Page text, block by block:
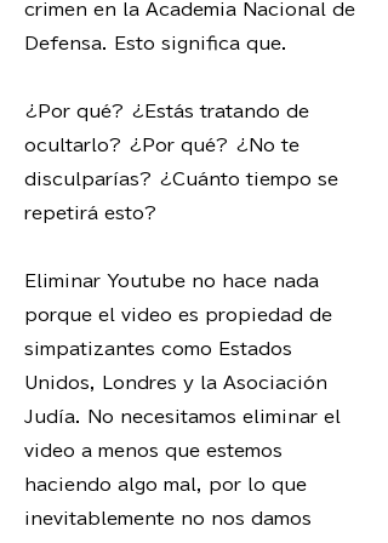
crimen en la Academia Nacional de
Defensa. Esto significa que.
¿Por qué? ¿Estás tratando de
ocultarlo? ¿Por qué? ¿No te
disculparías? ¿Cuánto tiempo se
repetirá esto?
Eliminar Youtube no hace nada
porque el video es propiedad de
simpatizantes como Estados
Unidos, Londres y la Asociación
Judía. No necesitamos eliminar el
video a menos que estemos
haciendo algo mal, por lo que
inevitablemente no nos damos